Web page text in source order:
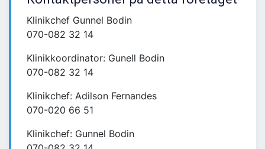
Klinikchef Gunnel Bodin
070-082 32 14
Klinikkoordinator: Gunell Bodin
070-082 32 14
Klinikchef: Adilson Fernandes
070-020 66 51
Klinikchef: Gunnel Bodin